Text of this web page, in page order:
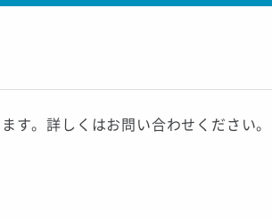
す。詳しくはお問い合わせください。